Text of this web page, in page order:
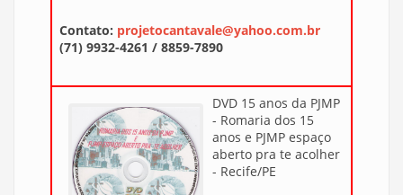
Contato: projetocantavale@yahoo.com.br
(71) 9932-4261 / 8859-7890
DVD 15 anos da PJMP
- Romaria dos 15
anos e PJMP espaço
aberto pra te acolher
- Recife/PE